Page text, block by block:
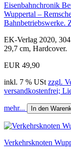
Eisenbahnchronik
Wuppertal –
Bahnbetriebswerke.
EK-Verlag 2020,
29,7 cm, Hardcover.
EUR 49,90
inkl. 7 % USt zzgl.
versandkostenfrei;
mehr... In den
Verkehrsknoten